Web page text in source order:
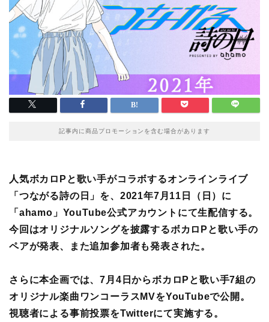
記事内に商品プロモーションを含む場合があります
人気ボカロPと歌い手がコラボするオンラインライブ
「つながる詩の日」を、2021年7月11日（日）に
「ahamo」YouTube公式アカウントにて生配信する。
今回はオリジナルソングを披露するボカロPと歌い手の
ペアが発表、また追加参加者も発表された。
さらに本企画では、7月4日からボカロPと歌い手7組の
オリジナル楽曲ワンコーラスMVをYouTubeで公開。
視聴者による事前投票をTwitterにて実施する。